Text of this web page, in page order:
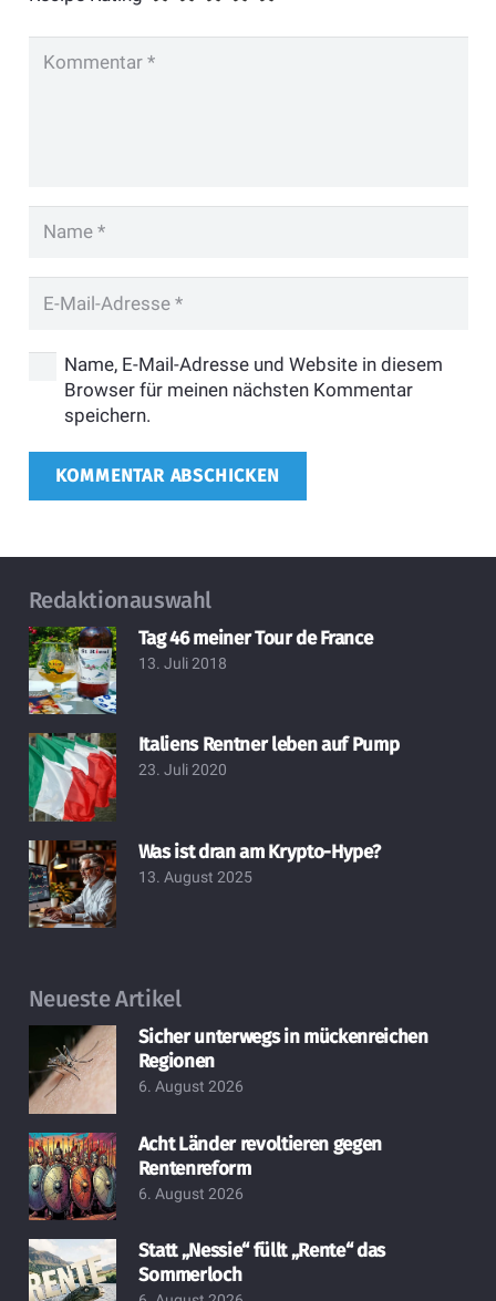
Name, E-Mail-Adresse und Website in diesem
Browser für meinen nächsten Kommentar
speichern.
KOMMENTAR ABSCHICKEN
Redaktionauswahl
Tag 46 meiner Tour de France
13. Juli 2018
Italiens Rentner leben auf Pump
23. Juli 2020
Was ist dran am Krypto-Hype?
13. August 2025
Neueste Artikel
Sicher unterwegs in mückenreichen
Regionen
6. August 2026
Acht Länder revoltieren gegen
Rentenreform
6. August 2026
Statt „Nessie“ füllt „Rente“ das
Sommerloch